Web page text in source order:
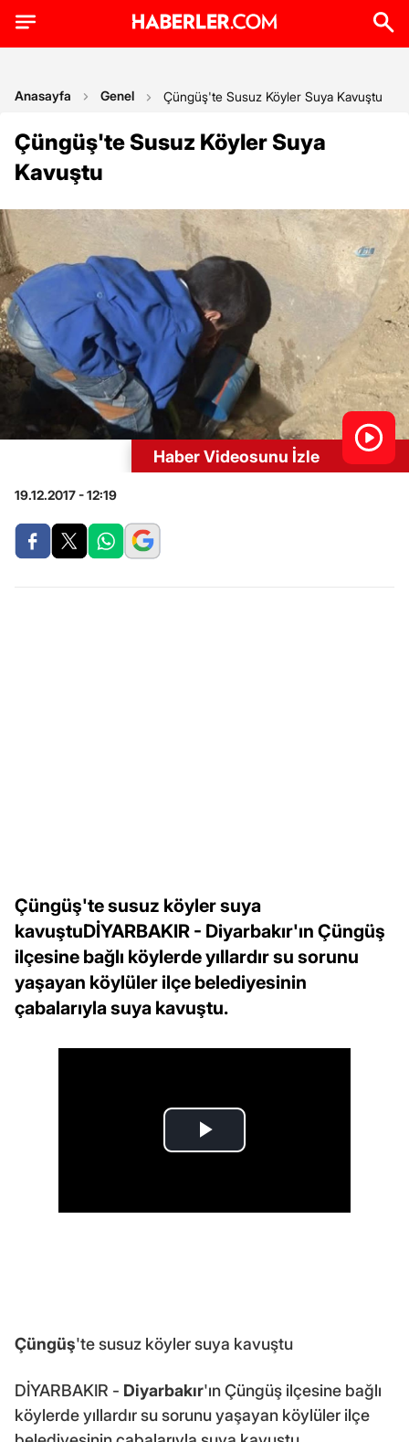
Anasayfa Genel Çüngüş'te Susuz Köyler Suya Kavuştu
Çüngüş'te Susuz Köyler Suya
Kavuştu
Haber Videosunu İzle
19.12.2017 - 12:19
Çüngüş'te susuz köyler suya
kavuştuDİYARBAKIR - Diyarbakır'ın Çüngüş
ilçesine bağlı köylerde yıllardır su sorunu
yaşayan köylüler ilçe belediyesinin
çabalarıyla suya kavuştu.
Çüngüş'te susuz köyler suya kavuştu
DİYARBAKIR - Diyarbakır'ın Çüngüş ilçesine bağlı
köylerde yıllardır su sorunu yaşayan köylüler ilçe